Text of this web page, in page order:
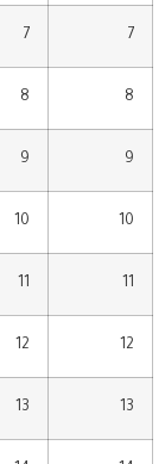
7
7
8
8
9
9
10
10
11
11
12
12
13
13